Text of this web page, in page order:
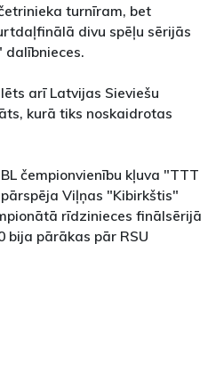
turnīram, bet
divu spēļu sērijās
dalībnieces.
arī Latvijas Sieviešu
kurā tiks noskaidrotas
čempionvienību kļuva "TTT
Viļņas "Kibirkštis"
rīdzinieces finālsērijā
bija pārākas pār RSU